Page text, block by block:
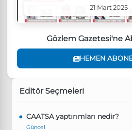
21 Mart 2025
Gözlem Gazetesi'ne
HEMEN
Editör Seçmeleri
CAATSA yaptırımları nedir?
Güncel